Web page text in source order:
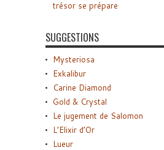
trésor se prépare
SUGGESTIONS
Mysteriosa
Exkalibur
Carine Diamond
Gold & Crystal
Le jugement de Salomon
L’Elixir d’Or
Lueur